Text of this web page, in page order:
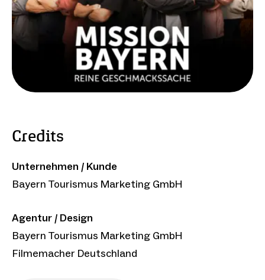
Credits
Unternehmen / Kunde
Bayern Tourismus Marketing GmbH
Agentur / Design
Bayern Tourismus Marketing GmbH
Filmemacher Deutschland